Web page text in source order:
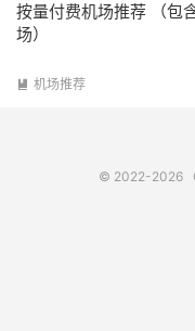
按量付费机场推荐 （包
场）
 机场推荐
© 2022-2026